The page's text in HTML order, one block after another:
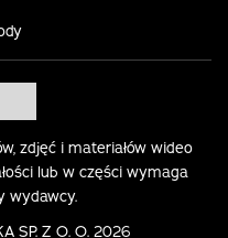
zdjęć i materiałów wideo
lub w części wymaga
wydawcy.
SP. Z O. O. 2026